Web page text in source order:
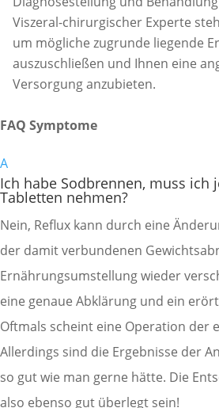
Viszeral-chirurgischer Experte
um mögliche zugrunde liegende
auszuschließen und Ihnen eine
Versorgung anzubieten.
FAQ Symptome
A
Ich habe Sodbrennen, muss ich
Tabletten nehmen?
Nein, Reflux kann durch eine
der damit verbundenen
Ernährungsumstellung wieder
eine genaue Abklärung und ein
Oftmals scheint eine Operation der
Allerdings sind die Ergebnisse der
so gut wie man gerne hätte. Die
also ebenso gut überlegt sein!